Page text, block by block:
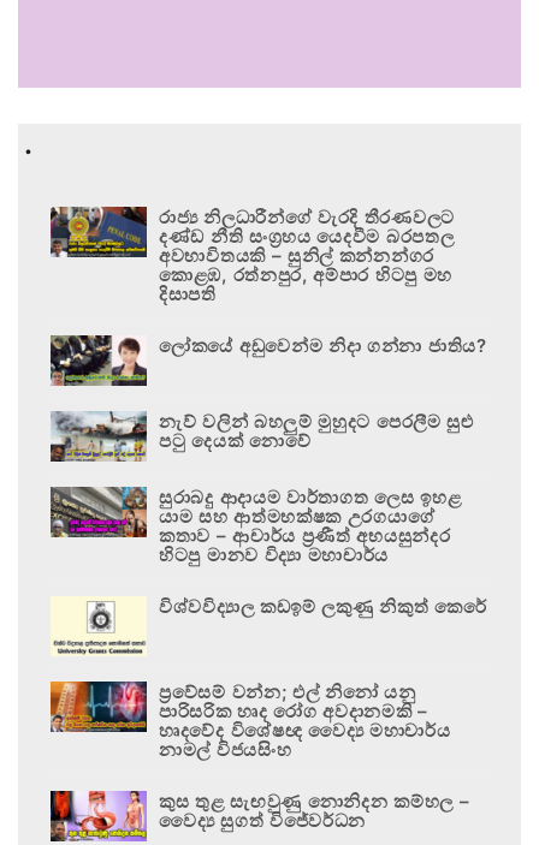
.
රාජ්‍ය නිලධාරීන්ගේ වැරදි තීරණවලට
දණ්ඩ නීති සංග්‍රහය යෙදවීම බරපතල
අවභාවිතයකි – සුනිල් කන්නන්ගර
කොළඹ, රත්නපුර, අම්පාර හිටපු මහ
දිසාපති
ලෝකයේ අඩුවෙන්ම නිදා ගන්නා ජාතිය?
නැව් වලින් බහලුම් මුහුදට පෙරලීම සුළු
පටු දෙයක් නොවේ
සුරාබදු ආදායම වාර්තාගත ලෙස ඉහළ
යාම සහ ආත්මභක්ෂක උරගයාගේ
කතාව – ආචාර්ය ප්‍රණීත් අභයසුන්දර
හිටපු මානව විද්‍යා මහාචාර්ය
විශ්වවිද්‍යාල කඩඉම් ලකුණු නිකුත් කෙරේ
ප්‍රවේසම් වන්න; එල් නිනෝ යනු
පාරිසරික හෘද රෝග අවදානමකි –
හෘදවේද විශේෂඥ වෛද්‍ය මහාචාර්ය
නාමල් විජයසිංහ
කුස තුළ සැඟවුණු නොනිදන කම්හල –
වෛද්‍ය සුගත් විජේවර්ධන